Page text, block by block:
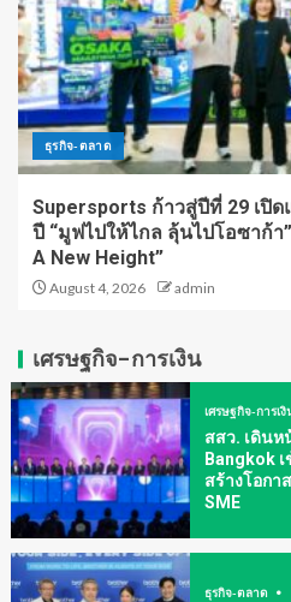
ธุรกิจ-ตลาด
Supersports ก้าวสู่ปีที่ 29 เปิ
ปี “มูฟไปให้ไกล ลุ้นไปโอซาก้
A New Height”
August 4, 2026 admin
เศรษฐกิจ-การเงิน
เศรษฐกิจ-การเงิ
สสว. เดินห
Bangkok
สร้างโอกา
SME
ธุรกิจ-ตลาด